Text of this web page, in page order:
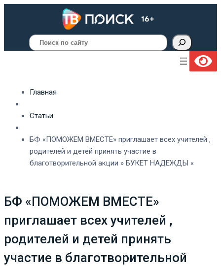
Поиск
Главная
Статьи
БФ «ПОМОЖЕМ ВМЕСТЕ» приглашает всех учителей ,
родителей и детей принять участие в
благотворительной акции » БУКЕТ НАДЕЖДЫ «
БФ «ПОМОЖЕМ ВМЕСТЕ»
приглашает всех учителей ,
родителей и детей принять
участие в благотворительной